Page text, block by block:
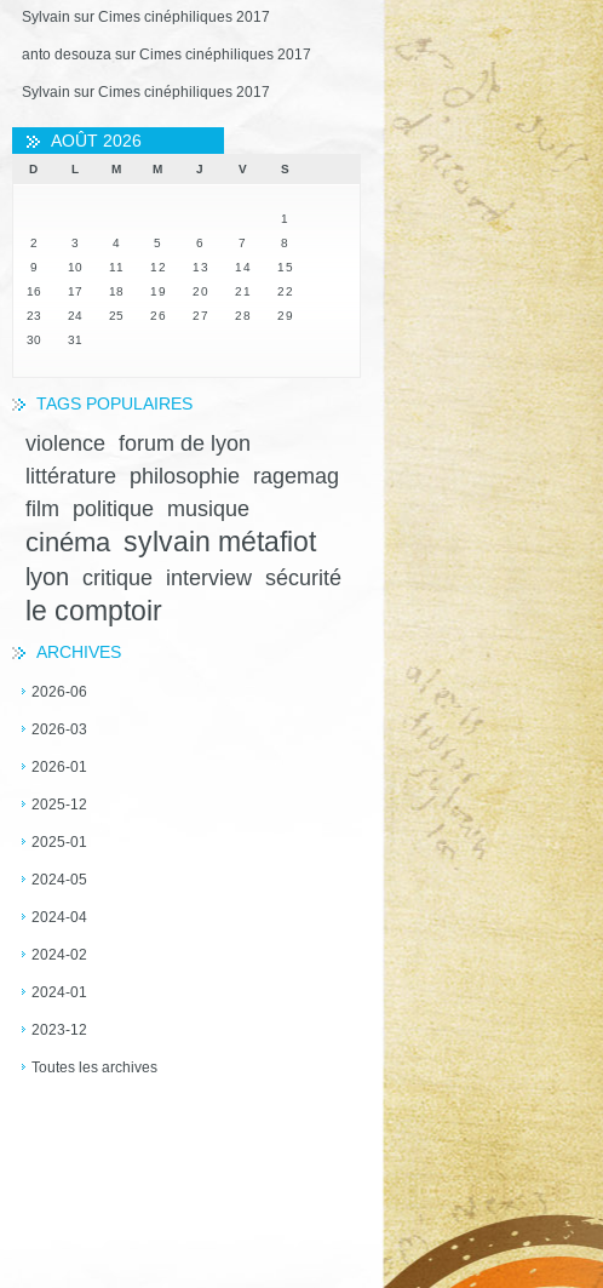
Sylvain sur Cimes cinéphiliques 2017
anto desouzasur Cimes cinéphiliques 2017
Sylvain sur Cimes cinéphiliques 2017
AOÛT 2026
D L M M J V S
1
2
3 4 5 6 7
8
9
10 11 12 13 14
15
16
17 18 19 20 21
22
23
24 25 26 27 28
29
30
31
TAGS POPULAIRES
violence forum de lyon
littérature
philosophie
ragemag
film
politique musique
cinéma sylvain métafiot
lyon critique interview sécurité
le comptoir
ARCHIVES
2026-06
2026-03
2026-01
2025-12
2025-01
2024-05
2024-04
2024-02
2024-01
2023-12
Toutes les archives